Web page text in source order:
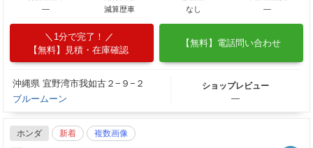
―
減算歴車
なし
―
1分で完了！
【無料】見積・在庫確認
【無料】電話問い合わせ
沖縄県 宜野湾市我如古２−９−２
ブルームーン
ショップレビュー
―
ホンダ 新着 複数画像